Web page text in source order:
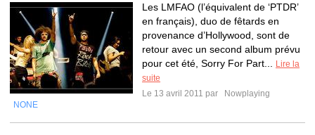
Les LMFAO (l’équivalent de ‘PTDR’
en français), duo de fêtards en
provenance d’Hollywood, sont de
retour avec un second album prévu
pour cet été, Sorry For Part...
Lire la
suite
Le 13 avril 2011 par
Nowplaying
NONE